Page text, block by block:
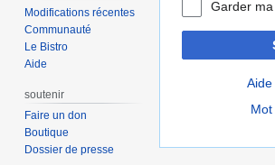
Garder
Modifications récentes
Communauté
Le Bistro
Aide
soutenir
Faire un don
Boutique
Dossier de presse